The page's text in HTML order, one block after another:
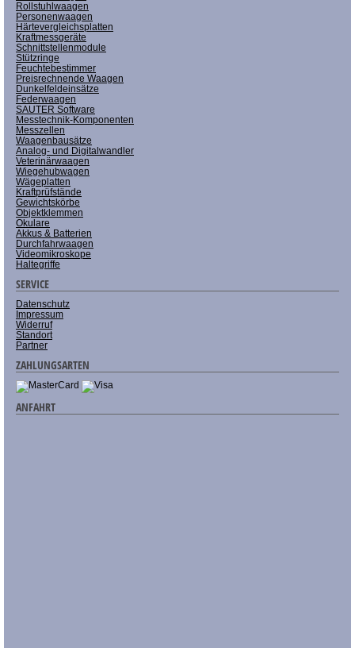
Rollstuhlwaagen
Personenwaagen
Härtevergleichsplatten
Kraftmessgeräte
Schnittstellenmodule
Stützringe
Feuchtebestimmer
Preisrechnende Waagen
Dunkelfeldeinsätze
Federwaagen
SAUTER Software
Messtechnik-Komponenten
Messzellen
Waagenbausätze
Analog- und Digitalwandler
Veterinärwaagen
Wiegehubwagen
Wägeplatten
Kraftprüfstände
Gewichtskörbe
Objektklemmen
Okulare
Akkus & Batterien
Durchfahrwaagen
Videomikroskope
Haltegriffe
SERVICE
Datenschutz
Impressum
Widerruf
Standort
Partner
ZAHLUNGSARTEN
ANFAHRT